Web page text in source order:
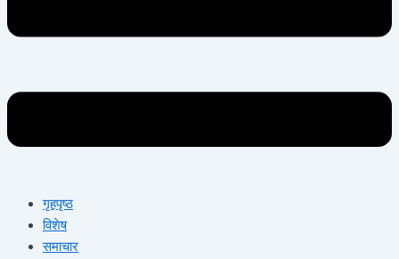
गृहपृष्ठ
विशेष
समाचार